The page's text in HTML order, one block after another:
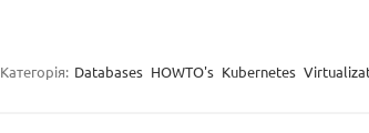
Категорія: Databases HOWTO's Kubernetes